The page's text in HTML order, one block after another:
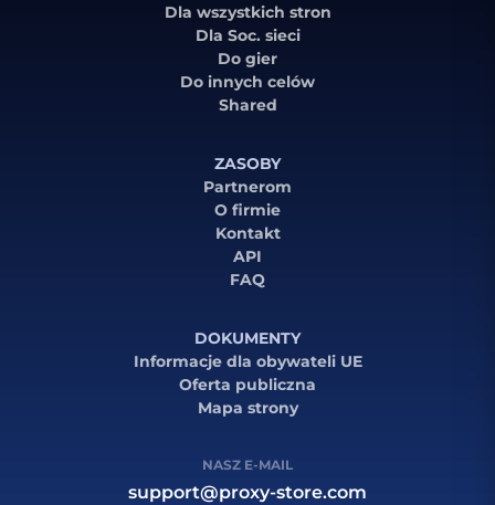
Dla wszystkich stron
Dla Soc. sieci
Do gier
Do innych celów
Shared
ZASOBY
Partnerom
O firmie
Kontakt
API
FAQ
DOKUMENTY
Informacje dla obywateli UE
Oferta publiczna
Mapa strony
NASZ E-MAIL
support@proxy-store.com